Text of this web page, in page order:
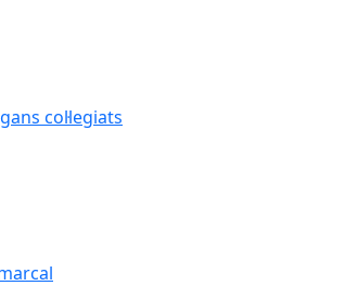
col·legiats